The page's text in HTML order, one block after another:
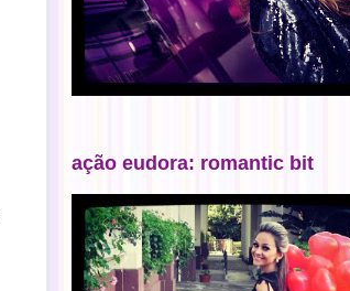
ação eudora: romantic bit